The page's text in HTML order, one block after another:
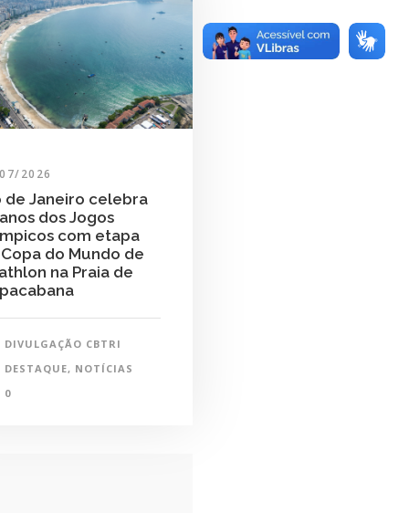
2026
de Janeiro celebra
dos Jogos
com etapa
do Mundo de
na Praia de
DIVULGAÇÃO CBTRI
DESTAQUE, NOTÍCIAS
0